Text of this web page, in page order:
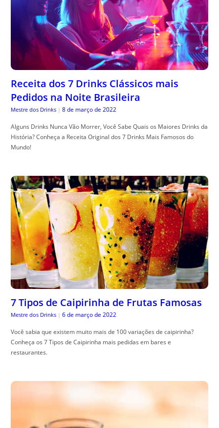
Receita dos 7 Drinks Clássicos mais
Pedidos na Noite Brasileira
Mestre dos Drinks | 8 de março de 2022
Alguns Drinks Nunca Vão Morrer, Você Sabe Quais os Maiores Drinks da
História? Conheça a Receita Original dos 7 Drinks Mais Famosos do
Mundo!
7 Tipos de Caipirinha de Frutas Famosas
Mestre dos Drinks | 6 de março de 2022
Você sabia que existem muito mais de 100 variações de caipirinha?
Conheça os 7 Tipos de Caipirinha mais pedidas em bares e
restaurantes.